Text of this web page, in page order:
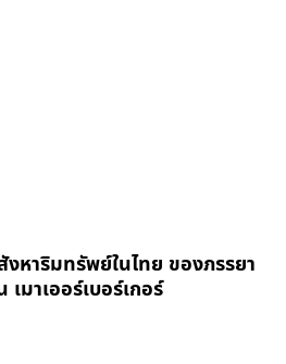
หาริมทรัพย์ในไทย ของภรรยา
มาเออร์เบอร์เกอร์